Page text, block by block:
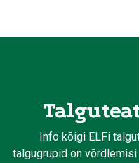
Info kõigi ELFi
talgugrupid on